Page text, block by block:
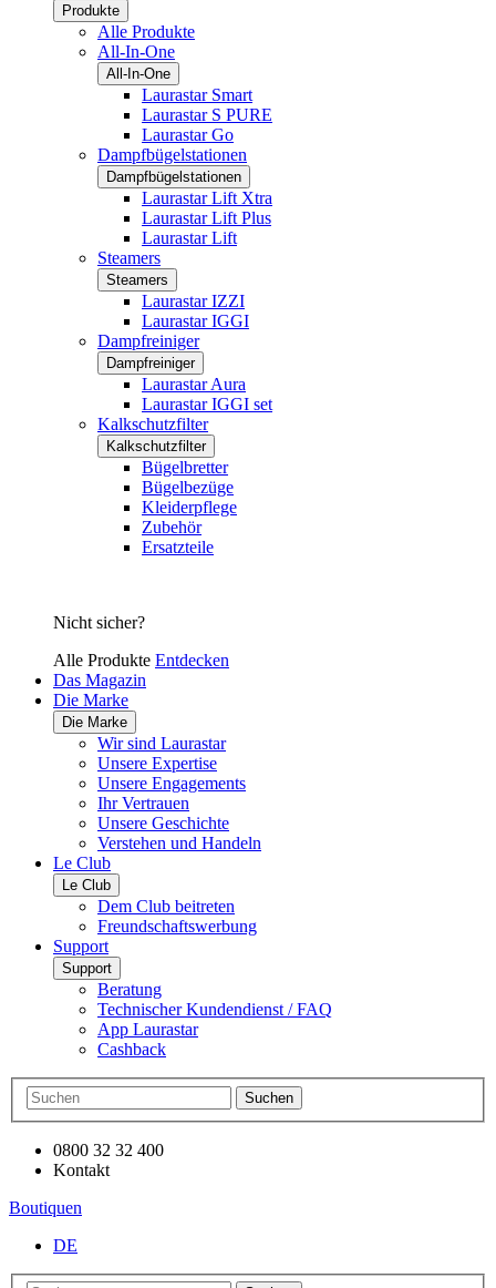
Produkte
Alle Produkte
All-In-One
All-In-One
Laurastar Smart
Laurastar S PURE
Laurastar Go
Dampfbügelstationen
Dampfbügelstationen
Laurastar Lift Xtra
Laurastar Lift Plus
Laurastar Lift
Steamers
Steamers
Laurastar IZZI
Laurastar IGGI
Dampfreiniger
Dampfreiniger
Laurastar Aura
Laurastar IGGI set
Kalkschutzfilter
Kalkschutzfilter
Bügelbretter
Bügelbezüge
Kleiderpflege
Zubehör
Ersatzteile
Nicht sicher?
Alle Produkte Entdecken
Das Magazin
Die Marke
Die Marke
Wir sind Laurastar
Unsere Expertise
Unsere Engagements
Ihr Vertrauen
Unsere Geschichte
Verstehen und Handeln
Le Club
Le Club
Dem Club beitreten
Freundschaftswerbung
Support
Support
Beratung
Technischer Kundendienst / FAQ
App Laurastar
Cashback
Suchen
0800 32 32 400
Kontakt
Boutiquen
DE